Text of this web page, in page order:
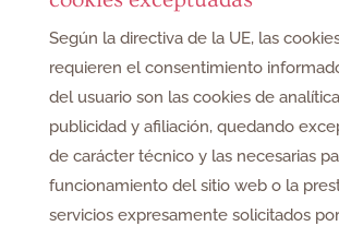
Según la directiva de la UE, las
requieren el consentimiento
del usuario son las cookies de
publicidad y afiliación, quedando
de carácter técnico y las necesarias
funcionamiento del sitio web o la
servicios expresamente solicitados